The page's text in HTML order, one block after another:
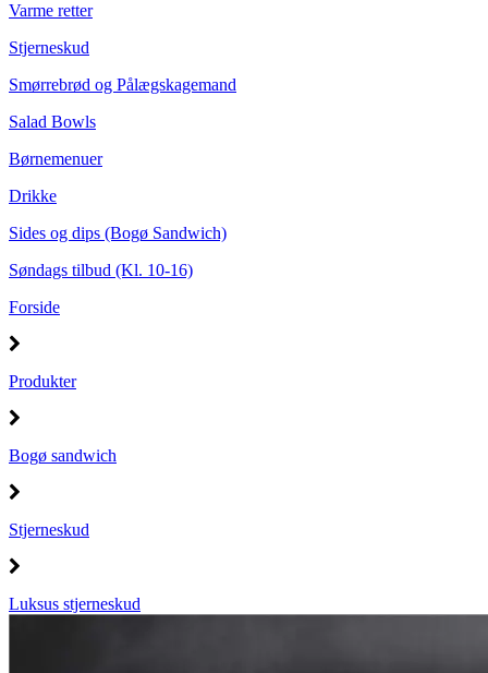
Varme retter
Stjerneskud
Smørrebrød og Pålægskagemand
Salad Bowls
Børnemenuer
Drikke
Sides og dips (Bogø Sandwich)
Søndags tilbud (Kl. 10-16)
Forside
Produkter
Bogø sandwich
Stjerneskud
Luksus stjerneskud